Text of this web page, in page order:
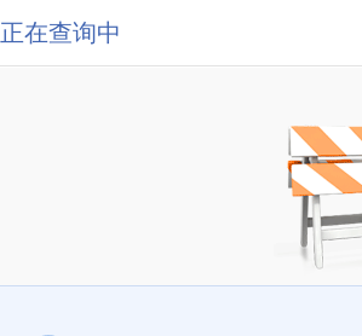
正在查询中